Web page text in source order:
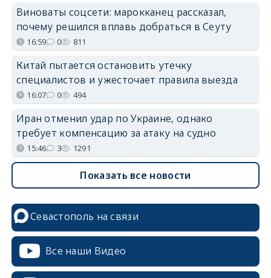
Виноваты соцсети: марокканец рассказал,
почему решился вплавь добраться в Сеуту
16:59 0 811
Китай пытается остановить утечку
специалистов и ужесточает правила выезда
16:07 0 494
Иран отменил удар по Украине, однако
требует компенсацию за атаку на судно
15:46 3 1291
Показать все новости
Севастополь на связи
Все наши Видео